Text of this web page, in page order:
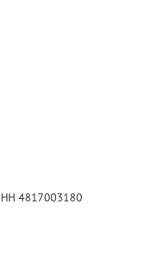
4817003180